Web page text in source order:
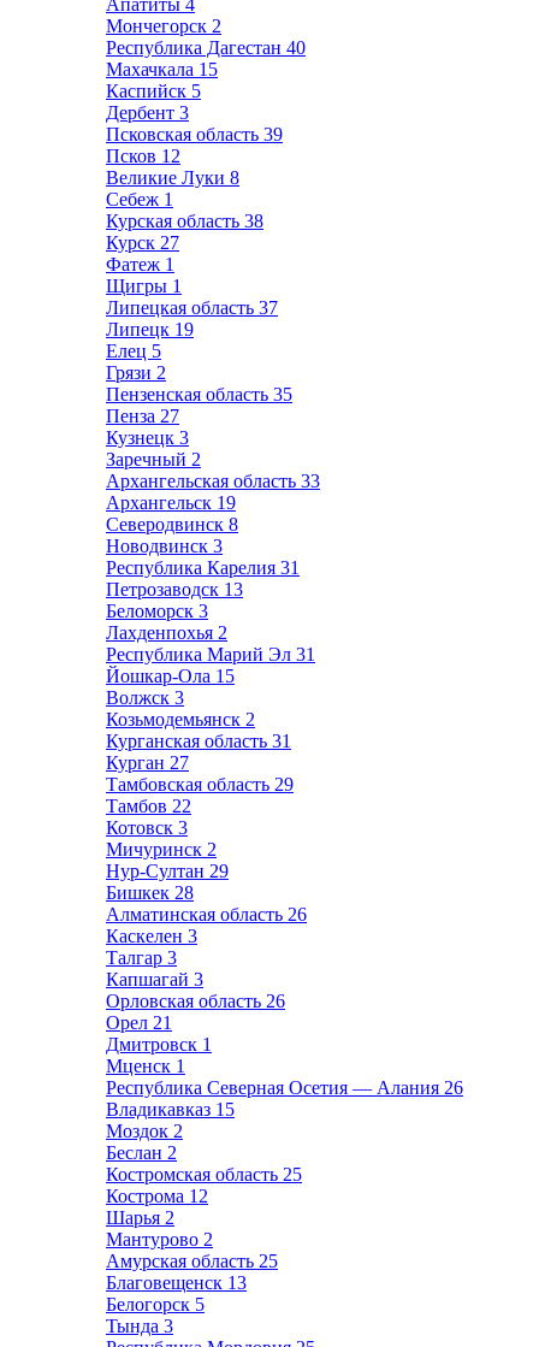
Апатиты 4
Мончегорск 2
Республика Дагестан 40
Махачкала 15
Каспийск 5
Дербент 3
Псковская область 39
Псков 12
Великие Луки 8
Себеж 1
Курская область 38
Курск 27
Фатеж 1
Щигры 1
Липецкая область 37
Липецк 19
Елец 5
Грязи 2
Пензенская область 35
Пенза 27
Кузнецк 3
Заречный 2
Архангельская область 33
Архангельск 19
Северодвинск 8
Новодвинск 3
Республика Карелия 31
Петрозаводск 13
Беломорск 3
Лахденпохья 2
Республика Марий Эл 31
Йошкар-Ола 15
Волжск 3
Козьмодемьянск 2
Курганская область 31
Курган 27
Тамбовская область 29
Тамбов 22
Котовск 3
Мичуринск 2
Нур-Султан 29
Бишкек 28
Алматинская область 26
Каскелен 3
Талгар 3
Капшагай 3
Орловская область 26
Орел 21
Дмитровск 1
Мценск 1
Республика Северная Осетия — Алания 26
Владикавказ 15
Моздок 2
Беслан 2
Костромская область 25
Кострома 12
Шарья 2
Мантурово 2
Амурская область 25
Благовещенск 13
Белогорск 5
Тында 3